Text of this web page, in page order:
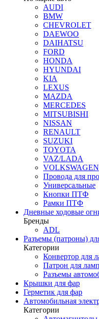
AUDI
BMW
CHEVROLET
DAEWOO
DAIHATSU
FORD
HONDA
HYUNDAI
KIA
LEXUS
MAZDA
MERCEDES
MITSUBISHI
NISSAN
RENAULT
SUZUKI
TOYOTA
VAZ/LADA
VOLKSWAGEN
Провода для
Универсальные
Кнопки ПТФ
Рамки ПТФ
Дневные ходовые
Бренды
ADL
Разъемы (патроны)
Категории
Конвертор для
Патрон для ламп
Разъемы
Крышки для фар
Герметик для фар
Автомобильная
Категории